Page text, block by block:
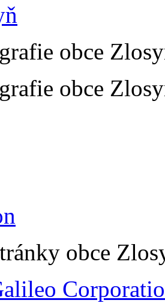
obce
obce
obce